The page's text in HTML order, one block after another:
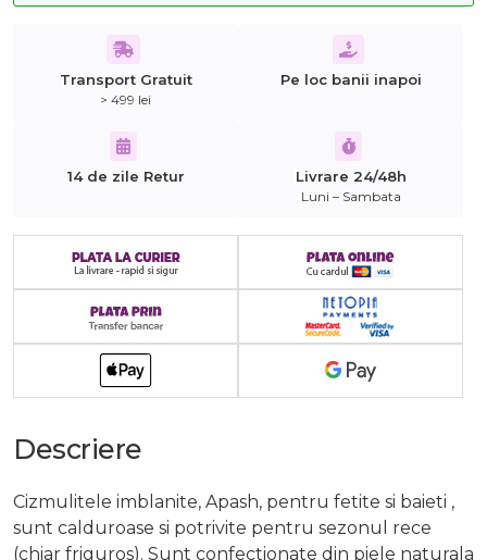
Transport Gratuit
> 499 lei
Pe loc banii inapoi
14 de zile Retur Livrare 24/48h
Luni – Sambata
Descriere
Cizmulitele imblanite, Apash, pentru fetite si baieti ,
sunt calduroase si potrivite pentru sezonul rece
(chiar friguros). Sunt confectionate din piele naturala